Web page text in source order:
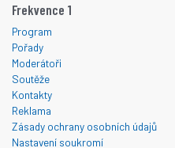
Frekvence 1
Program
Pořady
Moderátoři
Soutěže
Kontakty
Reklama
Zásady ochrany osobních údajů
Nastavení soukromí